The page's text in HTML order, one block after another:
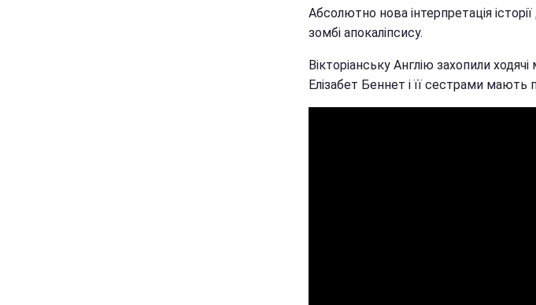
Абсолютно нова інтерпретація
зомбі апокаліпсису.
Вікторіанську Англію захопили
Елізабет Беннет і її сестрами мають